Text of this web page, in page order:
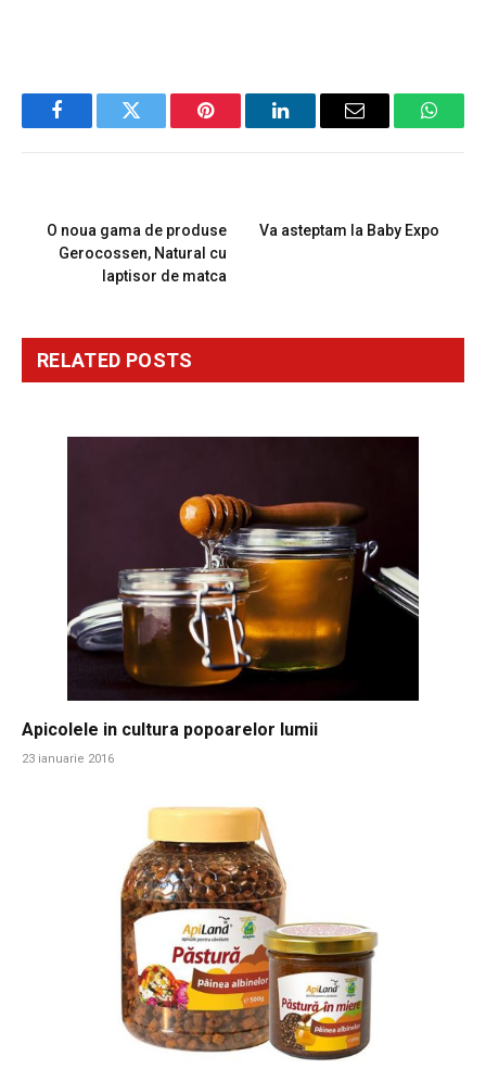
FacebookTwitter Pinterest LinkedInEmail
O noua gama de produse
Gerocossen, Natural cu
laptisor de matca
Va asteptam la Baby Expo
RELATED POSTS
Apicolele in cultura popoarelor lumii
23 ianuarie 2016